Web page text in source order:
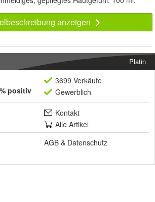
anzeigen
Platin
positiv
3699 Verkäufe
Gewerblich
Kontakt
Alle Artikel
AGB & Datenschutz